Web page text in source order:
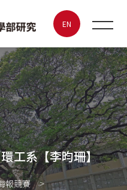
：環工系
EN
工系【李昀珊】
報競賽